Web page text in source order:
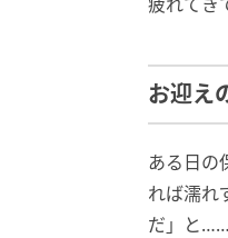
お迎え
ある日の
れば濡れ
だ」と……